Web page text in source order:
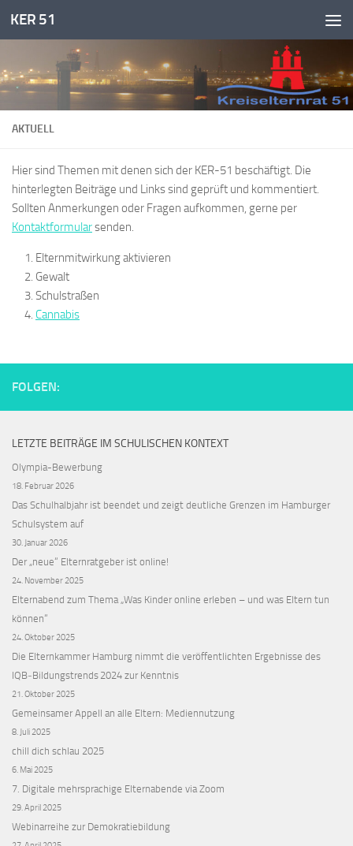
Zum Inhalt springen
KER 51
AKTUELL
Hier sind Themen mit denen sich der KER-51 beschäftigt. Die
hinterlegten Beiträge und Links sind geprüft und kommentiert.
Sollten Anmerkungen oder Fragen aufkommen, gerne per
Kontaktformularsenden.
Elternmitwirkung aktivieren
Gewalt
Schulstraßen
Cannabis
FOLGEN:
LETZTE BEITRÄGE IM SCHULISCHEN KONTEXT
Olympia-Bewerbung
18. Februar 2026
Das Schulhalbjahr ist beendet und zeigt deutliche Grenzen im Hamburger
Schulsystem auf
30. Januar 2026
Der „neue“ Elternratgeber ist online!
24. November 2025
Elternabend zum Thema „Was Kinder online erleben – und was Eltern tun
können“
24. Oktober 2025
Die Elternkammer Hamburg nimmt die veröffentlichten Ergebnisse des
IQB‑Bildungstrends 2024 zur Kenntnis
21. Oktober 2025
Gemeinsamer Appell an alle Eltern: Mediennutzung
8. Juli 2025
chill dich schlau 2025
6. Mai 2025
7. Digitale mehrsprachige Elternabende via Zoom
29. April 2025
Webinarreihe zur Demokratiebildung